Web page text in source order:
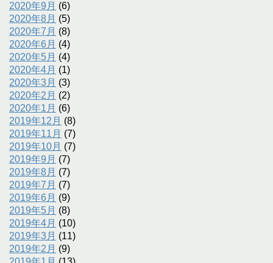
2020年9月 (6)
2020年8月 (5)
2020年7月 (8)
2020年6月 (4)
2020年5月 (4)
2020年4月 (1)
2020年3月 (3)
2020年2月 (2)
2020年1月 (6)
2019年12月 (8)
2019年11月 (7)
2019年10月 (7)
2019年9月 (7)
2019年8月 (7)
2019年7月 (7)
2019年6月 (9)
2019年5月 (8)
2019年4月 (10)
2019年3月 (11)
2019年2月 (9)